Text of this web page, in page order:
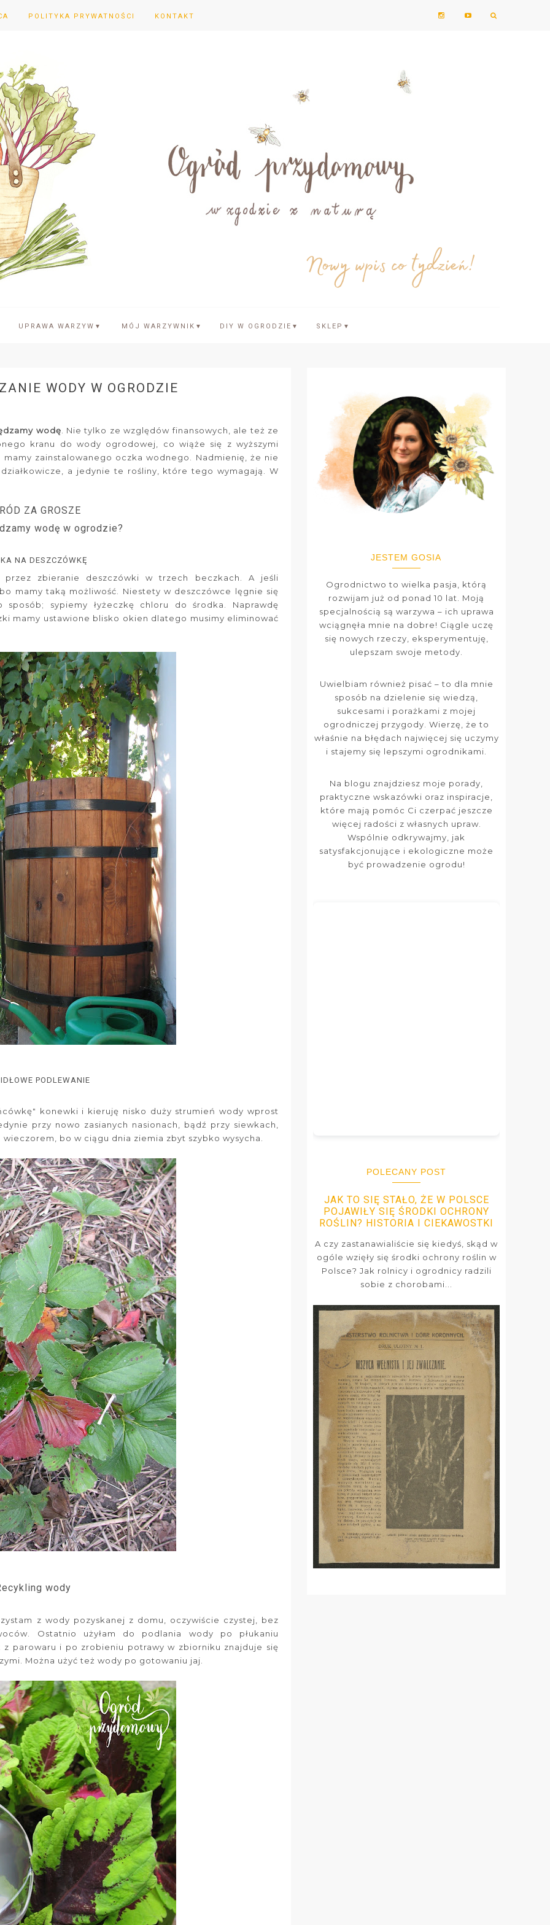
POLITYKA PRYWATNOŚCI KONTAKT
UPRAWA WARZYW ▼ MÓJ WARZYWNIK ▼ DIY W OGRODZIE ▼ SKLEP ▼
WODY W OGRODZIE
wodę . Nie tylko ze względów finansowych, ale też ze
kranu do wody ogrodowej, co wiąże się z wyższymi
zainstalowanego oczka wodnego. Nadmienię, że nie
a jedynie te rośliny, które tego wymagają. W
ZA GROSZE
wodę w ogrodzie?
NA DESZCZÓWKĘ
zbieranie deszczówki w trzech beczkach. A jeśli
mamy taką możliwość. Niestety w deszczówce lęgnie się
sypiemy łyżeczkę chloru do środka. Naprawdę
mamy ustawione blisko okien dlatego musimy eliminować
PODLEWANIE
konewki i kieruję nisko duży strumień wody wprost
przy nowo zasianych nasionach, bądź przy siewkach,
bo w ciągu dnia ziemia zbyt szybko wysycha.
wody
z wody pozyskanej z domu, oczywiście czystej, bez
Ostatnio użyłam do podlania wody po płukaniu
parowaru i po zrobieniu potrawy w zbiorniku znajduje się
Można użyć też wody po gotowaniu jaj.
JESTEM GOSIA
Ogrodnictwo to wielka pasja, którą
rozwijam już od ponad 10 lat. Moją
specjalnością są warzywa – ich uprawa
wciągnęła mnie na dobre! Ciągle uczę
się nowych rzeczy, eksperymentuję,
ulepszam swoje metody.
Uwielbiam również pisać – to dla mnie
sposób na dzielenie się wiedzą,
sukcesami i porażkami z mojej
ogrodniczej przygody. Wierzę, że to
właśnie na błędach najwięcej się uczymy
i stajemy się lepszymi ogrodnikami.
Na blogu znajdziesz moje porady,
praktyczne wskazówki oraz inspiracje,
które mają pomóc Ci czerpać jeszcze
więcej radości z własnych upraw.
Wspólnie odkrywajmy, jak
satysfakcjonujące i ekologiczne może
być prowadzenie ogrodu!
POLECANY POST
JAK TO SIĘ STAŁO, ŻE W POLSCE
POJAWIŁY SIĘ ŚRODKI OCHRONY
ROŚLIN? HISTORIA I CIEKAWOSTKI
A czy zastanawialiście się kiedyś, skąd w
ogóle wzięły się środki ochrony roślin w
Polsce? Jak rolnicy i ogrodnicy radzili
sobie z chorobami...